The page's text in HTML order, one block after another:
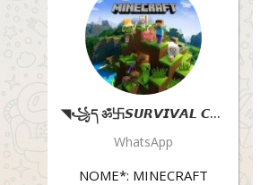
◥꧁ད ॐ卐𝙎𝙐𝙍𝙑𝙄𝙑𝘼𝙇 𝘾𝙍𝘼𝙁𝙏 卐ॐ ཌ꧂◤
WhatsApp
NOME*: MINECRAFT